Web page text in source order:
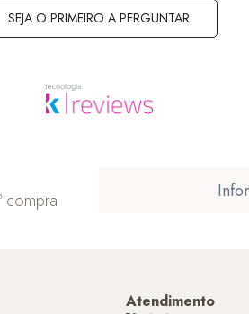
SEJA O PRIMEIRO A PERGUNTAR
compra
Atendimento